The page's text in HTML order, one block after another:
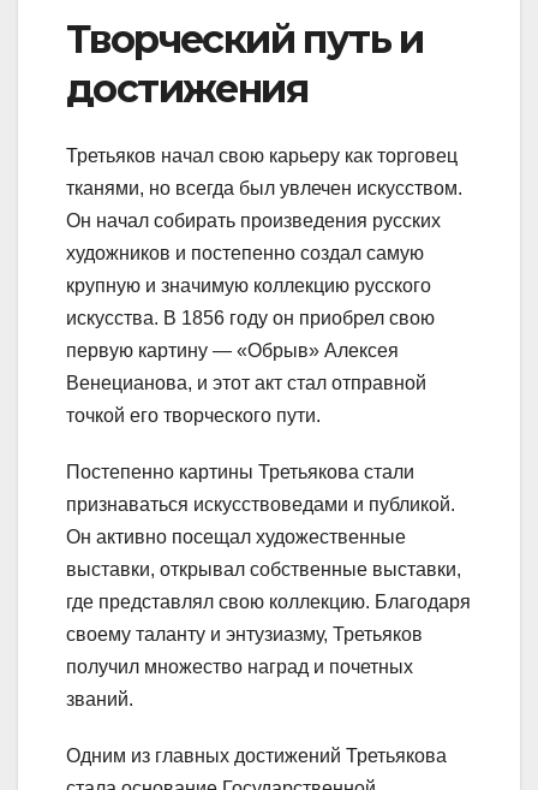
Творческий путь и
достижения
Третьяков начал свою карьеру как торговец
тканями, но всегда был увлечен искусством.
Он начал собирать произведения русских
художников и постепенно создал самую
крупную и значимую коллекцию русского
искусства. В 1856 году он приобрел свою
первую картину — «Обрыв» Алексея
Венецианова, и этот акт стал отправной
точкой его творческого пути.
Постепенно картины Третьякова стали
признаваться искусствоведами и публикой.
Он активно посещал художественные
выставки, открывал собственные выставки,
где представлял свою коллекцию. Благодаря
своему таланту и энтузиазму, Третьяков
получил множество наград и почетных
званий.
Одним из главных достижений Третьякова